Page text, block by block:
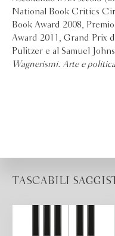
National Book Critics
Book Award 2008,
Award 2011, Grand Prix
Pulitzer e al Samuel
Wagnerismi. Arte e
TASCABILI